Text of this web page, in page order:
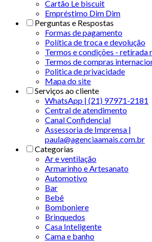
Cartão Le biscuit
Empréstimo Dim Dim
Perguntas e Respostas
Formas de pagamento
Política de troca e devolução
Termos e condições - retirada
Termos de compras
Politica de privacidade
Mapa do site
Serviços ao cliente
WhatsApp | (21) 97971-2181
Central de atendimento
Canal Confidencial
Assessoria de Imprensa |
paula@agenciaamais.com.br
Categorias
Ar e ventilação
Armarinho e Artesanato
Automotivo
Bar
Bebê
Bomboniere
Brinquedos
Casa Inteligente
Cama e banho